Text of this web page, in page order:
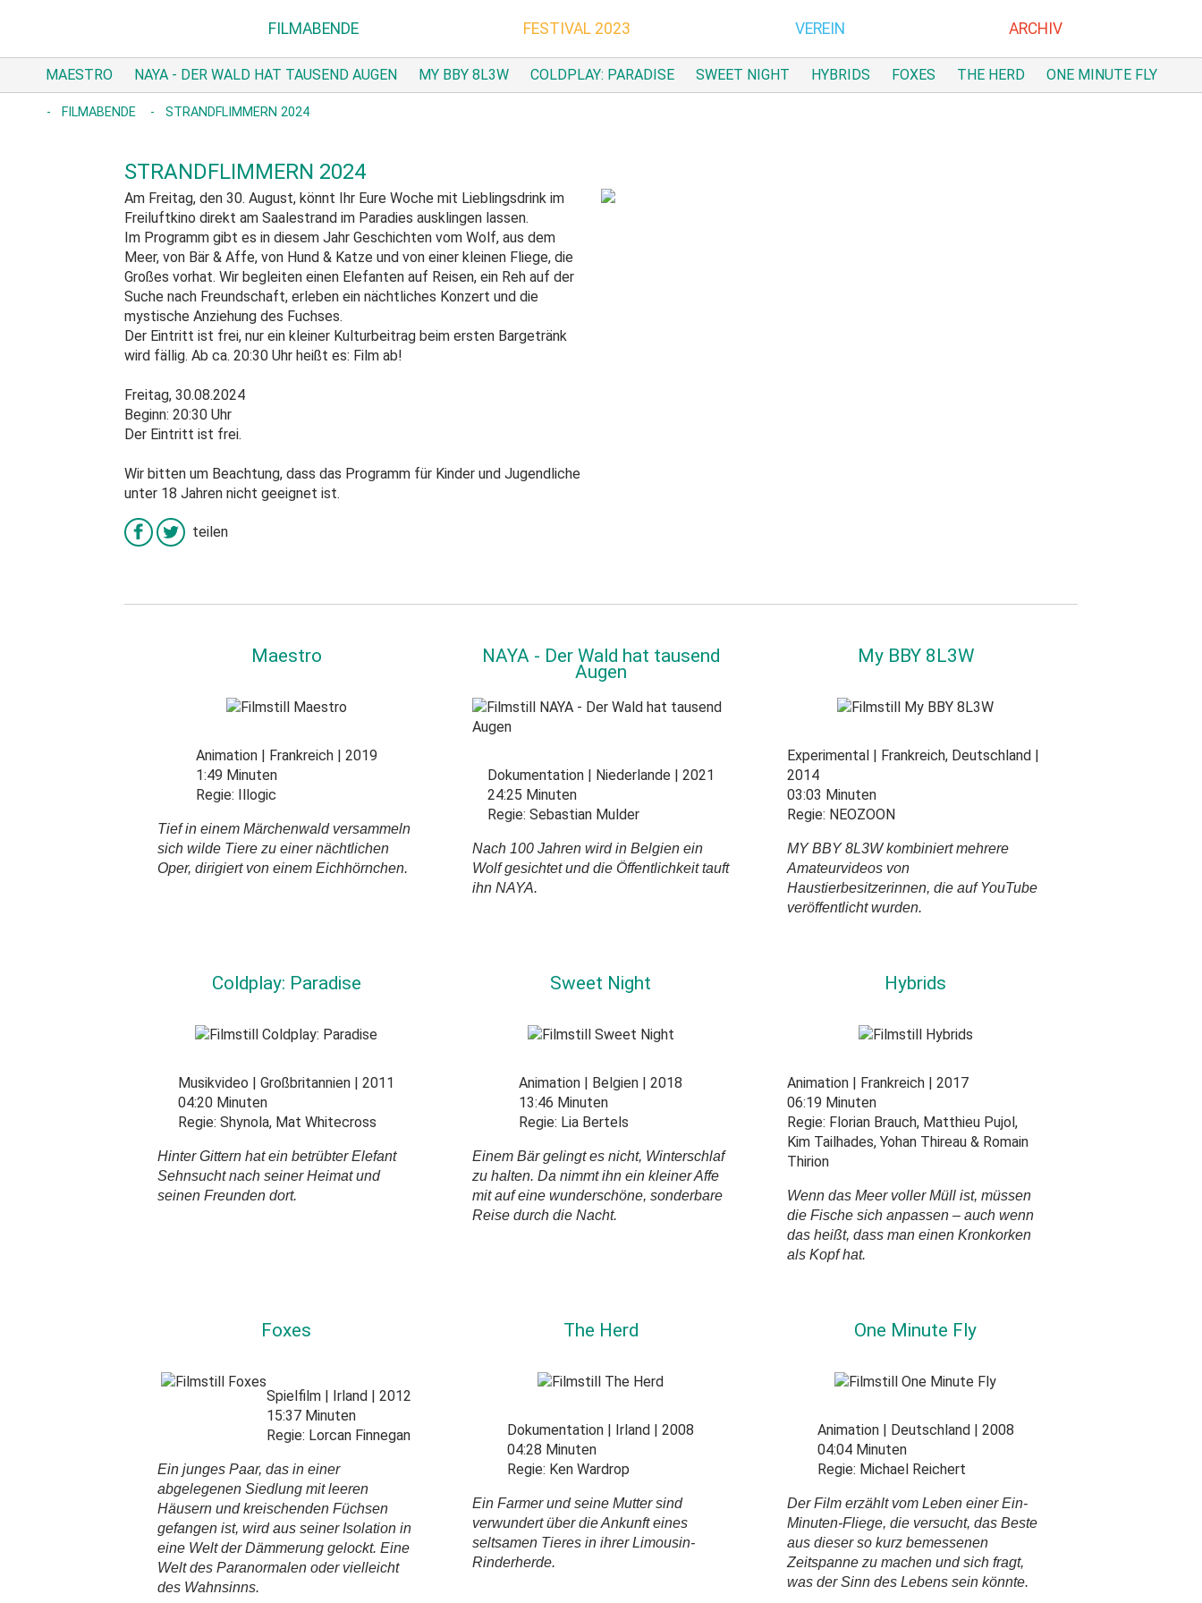
FILMABENDE FESTIVAL 2023 VEREIN ARCHIV
MAESTRO NAYA - DER WALD HAT TAUSEND AUGEN MY BBY 8L3W COLDPLAY: PARADISE SWEET NIGHT HYBRIDS FOXES THE HERD ONE MINUTE FLY
FILMABENDE STRANDFLIMMERN 2024
STRANDFLIMMERN 2024
Am Freitag, den 30. August, könnt Ihr Eure Woche mit Lieblingsdrink im
Freiluftkino direkt am Saalestrand im Paradies ausklingen lassen.
Im Programm gibt es in diesem Jahr Geschichten vom Wolf, aus dem
Meer, von Bär & Affe, von Hund & Katze und von einer kleinen Fliege, die
Großes vorhat. Wir begleiten einen Elefanten auf Reisen, ein Reh auf der
Suche nach Freundschaft, erleben ein nächtliches Konzert und die
mystische Anziehung des Fuchses.
Der Eintritt ist frei, nur ein kleiner Kulturbeitrag beim ersten Bargetränk
wird fällig. Ab ca. 20:30 Uhr heißt es: Film ab!
Freitag, 30.08.2024
Beginn: 20:30 Uhr
Der Eintritt ist frei.
Wir bitten um Beachtung, dass das Programm für Kinder und Jugendliche
unter 18 Jahren nicht geeignet ist.
teilen
Maestro
Animation Frankreich
2019
1:49 Minuten
Regie: Illogic
Tief in einem Märchenwald versammeln
sich wilde Tiere zu einer nächtlichen
Oper, dirigiert von einem Eichhörnchen.
NAYA - Der Wald hat tausend
Augen
Dokumentation Niederlande
2021
24:25 Minuten
Regie: Sebastian Mulder
Nach 100 Jahren wird in Belgien ein
Wolf gesichtet und die Öffentlichkeit tauft
ihn NAYA.
My BBY 8L3W
Experimental
Frankreich, Deutschland
2014
03:03 Minuten
Regie: NEOZOON
MY BBY 8L3W kombiniert mehrere
Amateurvideos von
Haustierbesitzerinnen, die auf YouTube
veröffentlicht wurden.
Coldplay: Paradise
Musikvideo Großbritannien
2011
04:20 Minuten
Regie:Shynola, Mat Whitecross
Hinter Gittern hat ein betrübter Elefant
Sehnsucht nach seiner Heimat und
seinen Freunden dort.
Sweet Night
Animation Belgien
2018
13:46 Minuten
Regie: Lia Bertels
Einem Bär gelingt es nicht, Winterschlaf
zu halten. Da nimmt ihn ein kleiner Affe
mit auf eine wunderschöne, sonderbare
Reise durch die Nacht.
Hybrids
Animation Frankreich
2017
06:19 Minuten
Regie: Florian Brauch, Matthieu Pujol,
Kim Tailhades, Yohan Thireau & Romain
Thirion
Wenn das Meer voller Müll ist, müssen
die Fische sich anpassen – auch wenn
das heißt, dass man einen Kronkorken
als Kopf hat.
Foxes
Spielfilm Irland
2012
15:37 Minuten
Regie: Lorcan Finnegan
Ein junges Paar, das in einer
abgelegenen Siedlung mit leeren
Häusern und kreischenden Füchsen
gefangen ist, wird aus seiner Isolation in
eine Welt der Dämmerung gelockt. Eine
Welt des Paranormalen oder vielleicht
des Wahnsinns.
The Herd
Dokumentation Irland
2008
04:28 Minuten
Regie: Ken Wardrop
Ein Farmer und seine Mutter sind
verwundert über die Ankunft eines
seltsamen Tieres in ihrer Limousin-
Rinderherde.
One Minute Fly
Animation Deutschland
2008
04:04 Minuten
Regie: Michael Reichert
Der Film erzählt vom Leben einer Ein-
Minuten-Fliege, die versucht, das Beste
aus dieser so kurz bemessenen
Zeitspanne zu machen und sich fragt,
was der Sinn des Lebens sein könnte.